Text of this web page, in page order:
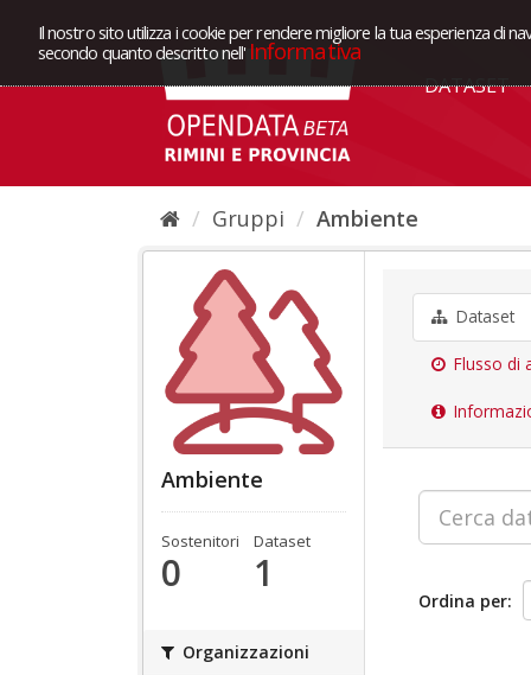
Il nostro sito utilizza i cookie per rendere migliore la tua esperienza di
secondo quanto descritto nell' Informativa
DATASET
Gruppi Ambiente
Ambiente
Sostenitori
0
Dataset
1
Organizzazioni
Dataset
Flusso di
Ordina per